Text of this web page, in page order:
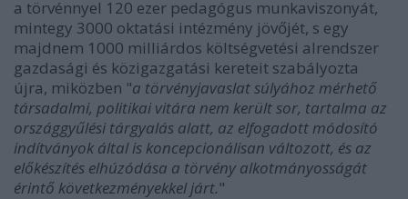
a törvénnyel 120 ezer pedagógus munkaviszonyát,
mintegy 3000 oktatási intézmény jövőjét, s egy
majdnem 1000 milliárdos költségvetési alrendszer
gazdasági és közigazgatási kereteit szabályozta
újra, miközben "a törvényjavaslat súlyához mérhető
társadalmi, politikai vitára nem került sor, tartalma az
országgyűlési tárgyalás alatt, az elfogadott módosító
indítványok által is koncepcionálisan változott, és az
előkészítés elhúzódása a törvény alkotmányosságát
érintő következményekkel járt."